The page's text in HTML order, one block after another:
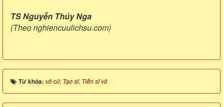
TS Nguyễn Thúy Nga
(Theo nghiencuulichsu.com)
Từ khóa: võ cử, Tạo sĩ, Tiến sĩ võ